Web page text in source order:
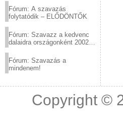
Fórum: A szavazás
folytatódik – ELŐDÖNTŐK
Fórum: Szavazz a kedvenc
dalaidra országonként 2002
Fórum: Szavazás a
mindenem!
Copyright ©